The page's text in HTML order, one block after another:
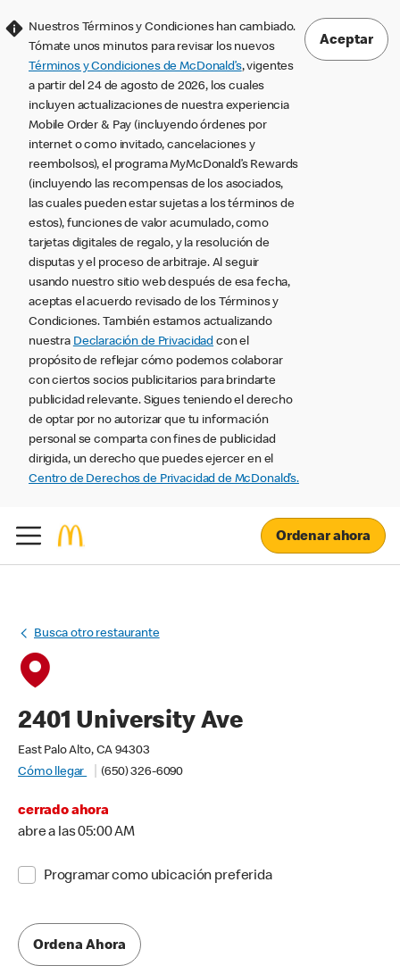
Nuestros Términos y Condiciones han cambiado.
Tómate unos minutos para revisar los nuevos
Términos y Condiciones de McDonald’s, vigentes
a partir del 24 de agosto de 2026, los cuales
incluyen actualizaciones de nuestra experiencia
Mobile Order & Pay (incluyendo órdenes por
internet o como invitado, cancelaciones y
reembolsos), el programa MyMcDonald’s Rewards
(incluyendo las recompensas de los asociados,
las cuales pueden estar sujetas a los términos de
estos), funciones de valor acumulado, como
tarjetas digitales de regalo, y la resolución de
disputas y el proceso de arbitraje. Al seguir
usando nuestro sitio web después de esa fecha,
aceptas el acuerdo revisado de los Términos y
Condiciones. También estamos actualizando
nuestra Declaración de Privacidad con el
propósito de reflejar cómo podemos colaborar
con ciertos socios publicitarios para brindarte
publicidad relevante. Sigues teniendo el derecho
de optar por no autorizar que tu información
personal se comparta con fines de publicidad
dirigida, un derecho que puedes ejercer en el
Centro de Derechos de Privacidad de McDonald’s.
Aceptar
Ordenar ahora
Busca otro restaurante
2401 University Ave
East Palo Alto, CA 94303
Cómo llegar
(650) 326-6090
cerrado ahora
abre a las 05:00 AM
Programar como ubicación preferida
Ordena Ahora